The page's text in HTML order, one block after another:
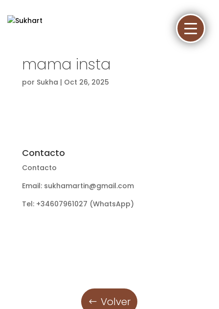
mama insta
por Sukha | Oct 26, 2025
Contacto
Contacto
Email: sukhamartin@gmail.com
Tel: +34607961027 (WhatsApp)
Volver